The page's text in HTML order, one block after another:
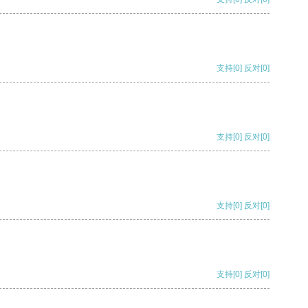
支持[0] 反对[0]
支持[0] 反对[0]
支持[0] 反对[0]
支持[0] 反对[0]